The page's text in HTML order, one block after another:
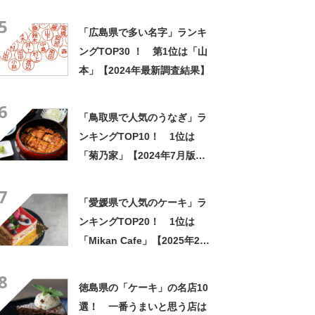
「広島県で多い名字」ランキ
ングTOP30 ！ 第1位は「山
本」【2024年最新調査結果】
「鳥取県で人気のうなぎ」ラ
ンキングTOP10！ 1位は
「菊乃家」【2024年7月版／
「愛媛県で人気のケーキ」ラ
ンキングTOP20！ 1位は
「Mikan Cafe」【2025年2月
徳島県の「ケーキ」の名店10
選！ 一番うまいと思う店は